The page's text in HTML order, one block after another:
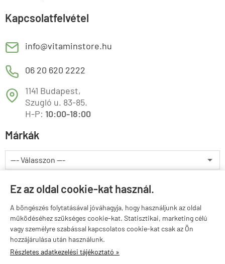
Ez az oldal cookie-kat használ.
A böngészés folytatásával jóváhagyja, hogy használjunk az oldal
működéséhez szükséges cookie-kat. Statisztikai, marketing célú
vagy személyre szabással kapcsolatos cookie-kat csak az Ön
hozzájárulása után használunk.
Részletes adatkezelési tájékoztató »
Kapcsolatfelvétel
E info@vitaminstore.hu
M 06 20 620 2222
T
1141 Budapest,
Szugló u. 83-85.
H-P: 10:00-18:00
Márkák
Valuta választás